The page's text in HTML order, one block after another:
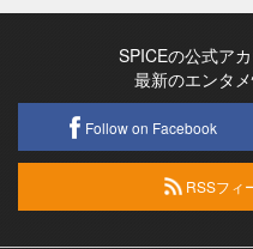
SPICEの公式ア
最新のエンタ
Follow on Facebook
RSSフィ